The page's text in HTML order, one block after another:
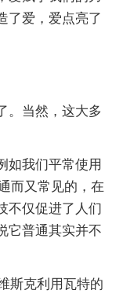
了爱，爱点亮了
。当然，这大多
如我们平常使用
而又常见的，在
不仅促进了人们
它普通其实并不
斯克利用瓦特的